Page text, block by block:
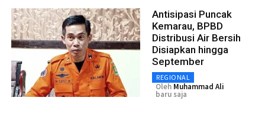
Antisipasi Puncak
Kemarau, BPBD
Distribusi Air Bersih
Disiapkan hingga
September
REGIONAL
Oleh Muhammad Ali
baru saja